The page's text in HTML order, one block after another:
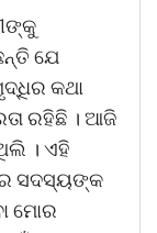
ଯେ
କଥା
ରହିଛି । ଆଜି
। ଏହି
ସଦସ୍ୟଙ୍କ
ମୋର